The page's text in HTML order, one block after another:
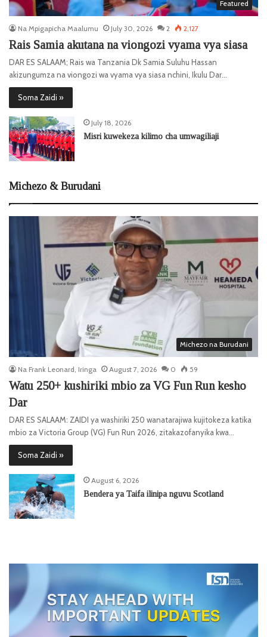
Featured
Na Mpigapicha Maalumu July 30, 2026 2 2,127
Rais Samia akutana na viongozi vyama vya siasa
DAR ES SALAAM; Rais wa Tanzania Dk Samia Suluhu Hassan
akizungumza na viongozi wa vyama vya siasa nchini, Ikulu Dar…
Soma Zaidi »
July 18, 2026
Misri kuwekeza kilimo cha umwagiliaji
Michezo & Burudani
Michezo na Burudani
Na Frank Leonard, Iringa August 7, 2026 0 59
Watu 250+ kushiriki mbio za VG Fun Run kesho
Dar
DAR ES SALAAM: ZAIDI ya washiriki 250 wanatarajiwa kujitokeza katika
mbio za Victoria Group (VG) Fun Run 2026, zitakazofanyika kwa…
Soma Zaidi »
August 6, 2026
Bendera ya Taifa ilinipa nguvu Scotland